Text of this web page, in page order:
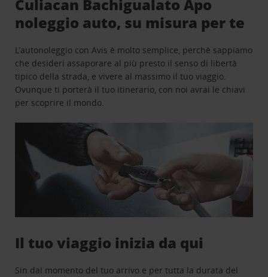
Culiacan Bachigualato Apo
noleggio auto, su misura per te
L’autonoleggio con Avis è molto semplice, perchè sappiamo
che desideri assaporare al più presto il senso di libertà
tipico della strada, e vivere al massimo il tuo viaggio.
Ovunque ti porterà il tuo itinerario, con noi avrai le chiavi
per scoprire il mondo.
Il tuo viaggio inizia da qui
Sin dal momento del tuo arrivo e per tutta la durata del